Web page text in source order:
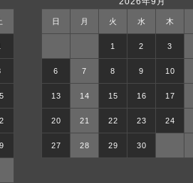
日 月 火 水 木
1 2 3
6 7 8 9 10
13 14 15 16 17
20 21 22 23 24
27 28 29 30